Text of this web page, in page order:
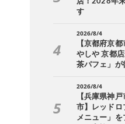
す
2026/8/4
【京都府京
やしや 京都
茶パフェ」が
2026/8/4
【兵庫県神
市】レッドロ
メニュー」を